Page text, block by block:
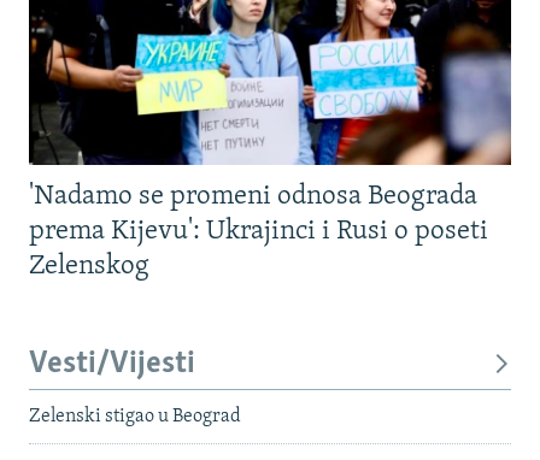
'Nadamo se promeni odnosa Beograda
prema Kijevu': Ukrajinci i Rusi o poseti
Zelenskog
Vesti/Vijesti
Zelenski stigao u Beograd